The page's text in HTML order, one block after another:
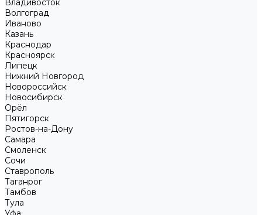
Владивосток
Волгоград
Иваново
Казань
Краснодар
Красноярск
Липецк
Нижний Новгород
Новороссийск
Новосибирск
Орёл
Пятигорск
Ростов-на-Дону
Самара
Смоленск
Сочи
Ставрополь
Таганрог
Тамбов
Тула